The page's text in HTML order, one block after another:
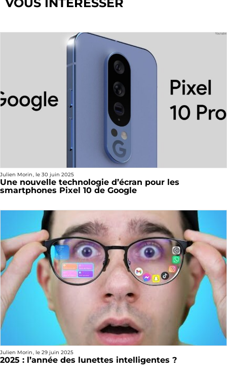
Julien Morin, le 30 juin 2025
Une nouvelle technologie d’écran pour les
smartphones Pixel 10 de Google
Julien Morin, le 29 juin 2025
2025 : l’année des lunettes intelligentes ?